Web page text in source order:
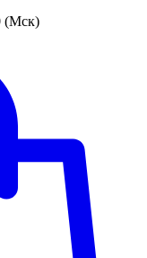
(Мск)